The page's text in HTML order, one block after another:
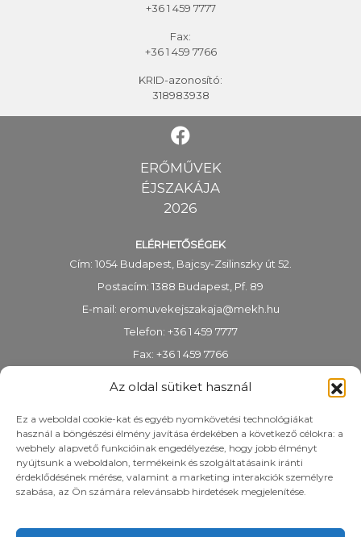
Az oldal sütiket használ
Ez a weboldal cookie-kat és egyéb nyomkövetési technológiákat
használ a böngészési élmény javítása érdekében a következő célokra: a
webhely alapvető funkcióinak engedélyezése, hogy jobb élményt
nyújtsunk a weboldalon, termékeink és szolgáltatásaink iránti
érdeklődésének mérése, valamint a marketing interakciók személyre
szabása, az Ön számára relevánsabb hirdetések megjelenítése.
+36 1 459 7777
Fax:
+36 1 459 7766
KRID-azonosító:
318983938
ERŐMŰVEK
ÉJSZAKÁJA
2026
ELÉRHETŐSÉGEK
Cím: 1054 Budapest, Bajcsy-Zsilinszky út 52.
Postacím: 1388 Budapest, Pf. 89
E-mail: eromuvekejszakaja@mekh.hu
Telefon: +36 1 459 7777
Fax: +36 1 459 7766